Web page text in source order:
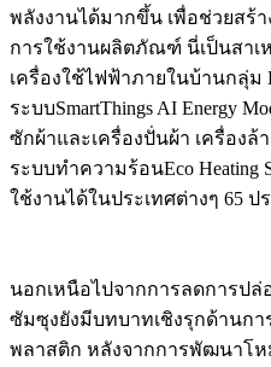
พลังงานได้มากขึ้น เพื่อช่วยสร้
การใช้งานผลิตภัณฑ์ นี่เป็นสา
เครื่องใช้ไฟฟ้าภายในบ้านกลุ่ม
ระบบSmartThings AI Energy
ซักผ้าและเครื่องปั่นผ้า เครื่องล้
ระบบทำความร้อนEco Heating
ใช้งานได้ในประเทศต่างๆ 65
นอกเหนือไปจากการลดการป
ซัมซุงยังมีบทบาทเชิงรุกด้านก
พลาสติก หลังจากการพัฒนาโ